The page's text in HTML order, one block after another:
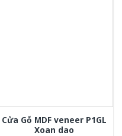
Cửa Gỗ MDF veneer P1GL
Xoan dao